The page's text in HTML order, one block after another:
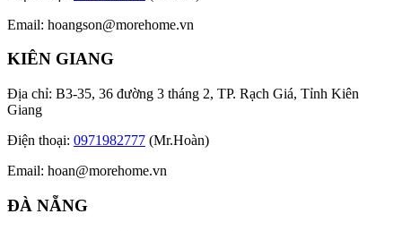
Email: hoangson@morehome.vn
KIÊN GIANG
Địa chỉ: B3-35, 36 đường 3 tháng 2, TP. Rạch Giá, Tỉnh Kiên
Giang
Điện thoại: 0971982777 (Mr.Hoàn)
Email: hoan@morehome.vn
ĐÀ NẴNG